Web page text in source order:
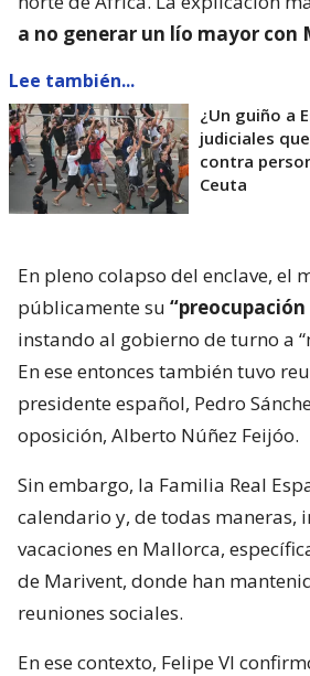
a no generar un lío mayor con
Lee también...
¿Un guiño a
judiciales
contra
Ceuta
En pleno colapso del enclave, el
públicamente su
instando al gobierno de turno a
En ese entonces también tuvo
presidente español, Pedro
oposición, Alberto Núñez Feijóo.
Sin embargo, la Familia Real
calendario y, de todas maneras,
vacaciones en Mallorca,
de Marivent, donde han
reuniones sociales.
En ese contexto, Felipe VI